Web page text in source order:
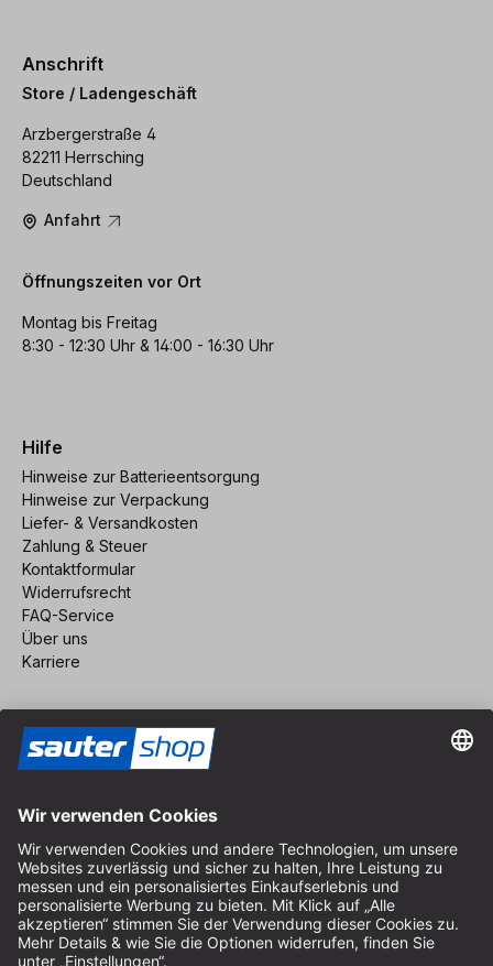
Anschrift
Store / Ladengeschäft
Arzbergerstraße 4
82211 Herrsching
Deutschland
Anfahrt
Öffnungszeiten vor Ort
Montag bis Freitag
8:30 - 12:30 Uhr & 14:00 - 16:30 Uhr
Hilfe
Hinweise zur Batterieentsorgung
Hinweise zur Verpackung
Liefer- & Versandkosten
Zahlung & Steuer
Kontaktformular
Widerrufsrecht
FAQ-Service
Über uns
Karriere
Impressum
AGB
Datenschutz
Cookie-Einstellungen